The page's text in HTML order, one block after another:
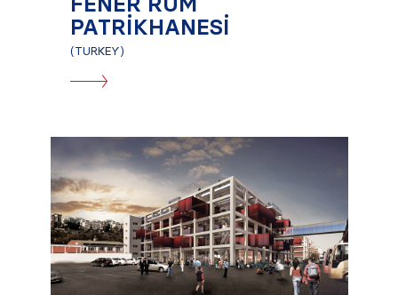
PATRİKHANESİ
(TURKEY)